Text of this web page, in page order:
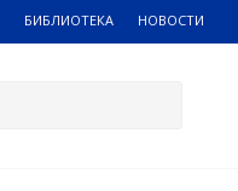
БИБЛИОТЕКА НОВОСТИ